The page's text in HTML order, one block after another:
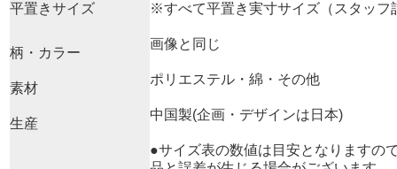
平置きサイズ
※すべて平置き実寸サイズ（スタッフ
柄・カラー
画像と同じ
素材
ポリエステル・綿・その他
生産
中国製(企画・デザインは日本)
●サイズ表の数値は目安となりますの